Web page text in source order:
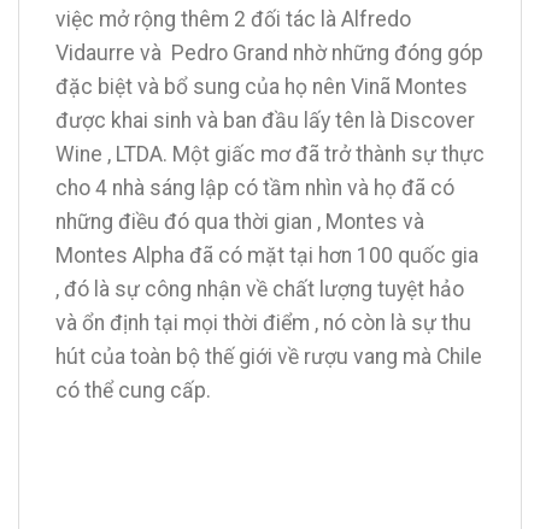
việc mở rộng thêm 2 đối tác là Alfredo
Vidaurre và Pedro Grand nhờ những đóng góp
đặc biệt và bổ sung của họ nên Vinã Montes
được khai sinh và ban đầu lấy tên là Discover
Wine , LTDA. Một giấc mơ đã trở thành sự thực
cho 4 nhà sáng lập có tầm nhìn và họ đã có
những điều đó qua thời gian , Montes và
Montes Alpha đã có mặt tại hơn 100 quốc gia
, đó là sự công nhận về chất lượng tuyệt hảo
và ổn định tại mọi thời điểm , nó còn là sự thu
hút của toàn bộ thế giới về rượu vang mà Chile
có thể cung cấp.